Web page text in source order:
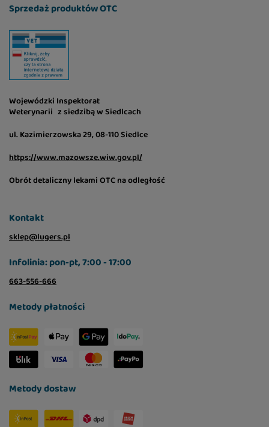
Sprzedaż produktów OTC
Wojewódzki Inspektorat
Weterynarii z siedzibą w Siedlcach
ul. Kazimierzowska 29, 08-110 Siedlce
https://www.mazowsze.wiw.gov.pl/
Obrót detaliczny lekami OTC na odległość
Kontakt
sklep@lugers.pl
Infolinia: pon-pt, 7:00 - 17:00
663-556-666
Metody płatności
Metody dostaw